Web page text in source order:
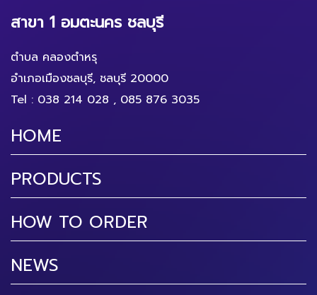
สาขา 1 อมตะนคร ชลบุรี
ตำบล คลองตำหรุ
อำเภอเมืองชลบุรี, ชลบุรี 20000
Tel : 038 214 028 , 085 876 3035
HOME
PRODUCTS
HOW TO ORDER
NEWS